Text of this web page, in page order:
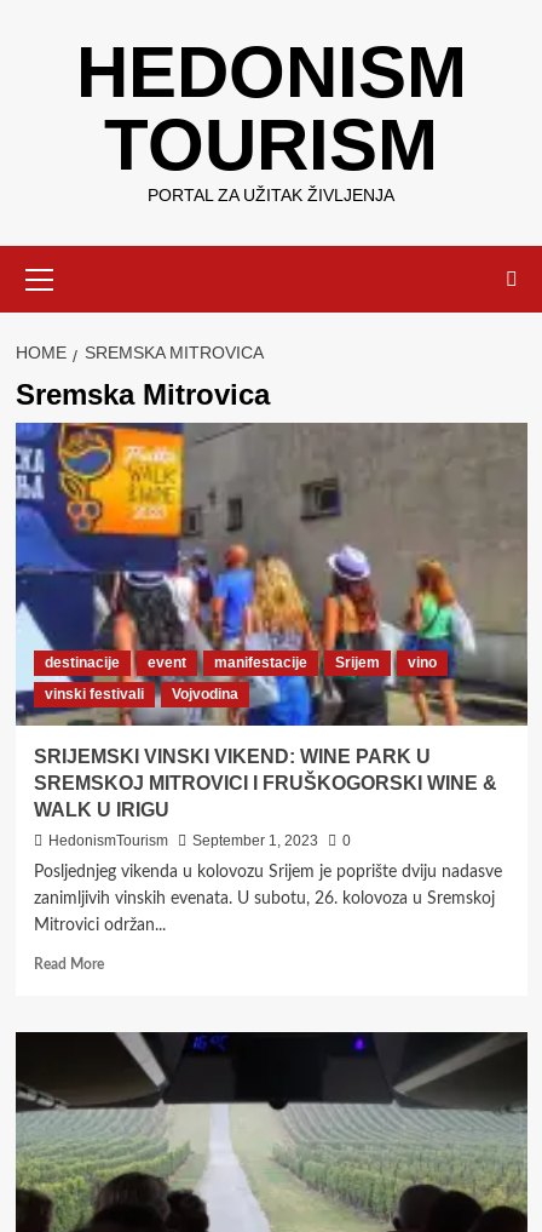
HEDONISM
TOURISM
PORTAL ZA UŽITAK ŽIVLJENJA
Menu
HOME SREMSKA MITROVICA
Sremska Mitrovica
destinacije event manifestacije Srijem
vino
vinski festivali
Vojvodina
SRIJEMSKI VINSKI VIKEND: WINE PARK U
SREMSKOJ MITROVICI I FRUŠKOGORSKI WINE &
WALK U IRIGU
HedonismTourism September 1, 2023
0
Posljednjeg vikenda u kolovozu Srijem je poprište dviju nadasve
zanimljivih vinskih evenata. U subotu, 26. kolovoza u Sremskoj
Mitrovici održan...
Read MoreRead
SRIJEMSKI
VINSKI
VIKEND:
WINE
PARK
U
SREMSKOJ
MITROVICI
I